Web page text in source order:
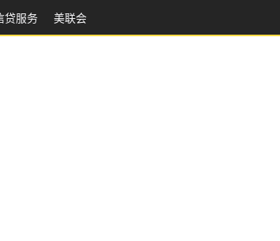
贷服务 美联会